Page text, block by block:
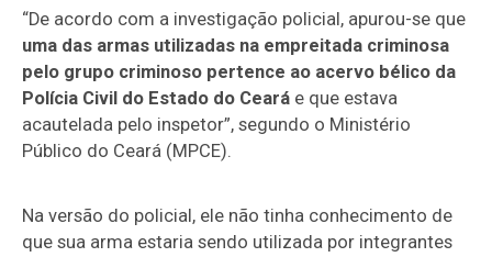
“De acordo com a investigação policial, apurou-se que
uma das armas utilizadas na empreitada criminosa
pelo grupo criminoso pertence ao acervo bélico da
Polícia Civil do Estado do Ceará e que estava
acautelada pelo inspetor”, segundo o Ministério
Público do Ceará (MPCE).
Na versão do policial, ele não tinha conhecimento de
que sua arma estaria sendo utilizada por integrantes